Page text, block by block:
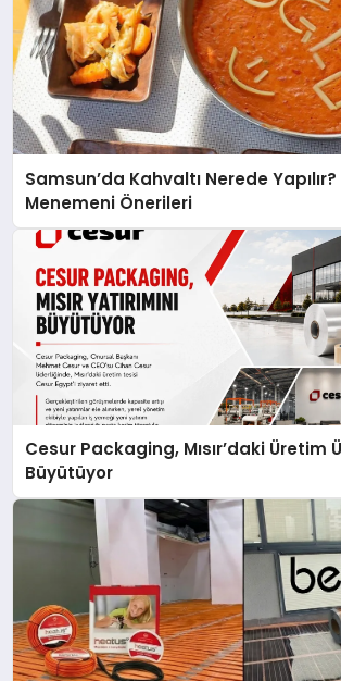
Samsun’da Kahvaltı Nerede
Menemeni Önerileri
Cesur Packaging, Mısır’daki Üretim
Büyütüyor